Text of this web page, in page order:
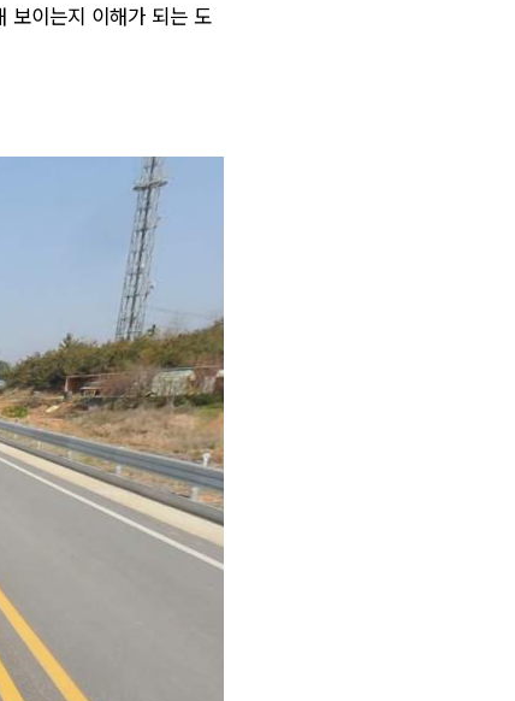
보이는지 이해가 되는 도